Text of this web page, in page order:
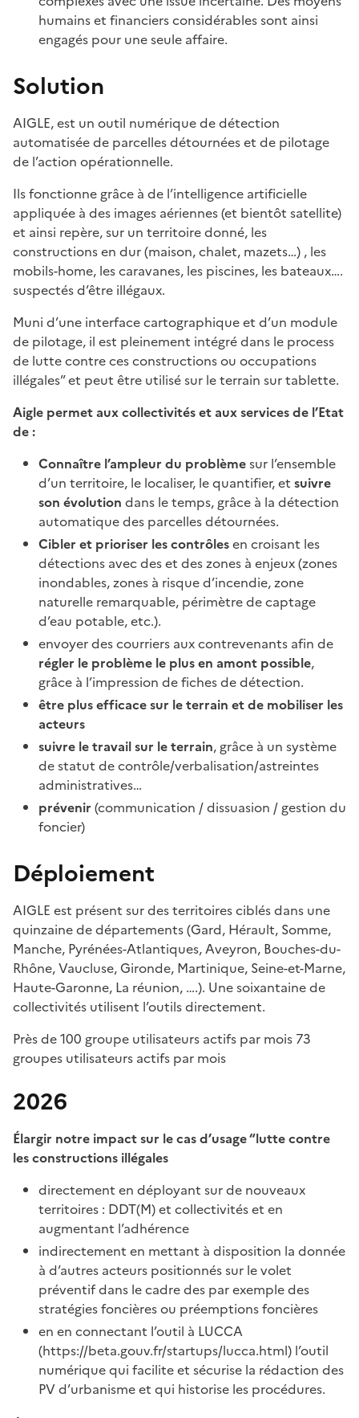
humains et financiers considérables sont ainsi
engagés pour une seule affaire.
Solution
AIGLE, est un outil numérique de détection
automatisée de parcelles détournées et de pilotage
de l’action opérationnelle.
Ils fonctionne grâce à de l’intelligence artificielle
appliquée à des images aériennes (et bientôt satellite)
et ainsi repère, sur un territoire donné, les
constructions en dur (maison, chalet, mazets…) , les
mobils-home, les caravanes, les piscines, les bateaux….
suspectés d’être illégaux.
Muni d’une interface cartographique et d’un module
de pilotage, il est pleinement intégré dans le process
de lutte contre ces constructions ou occupations
illégales” et peut être utilisé sur le terrain sur tablette.
Aigle permet aux collectivités et aux services de l’Etat
de :
Connaître l’ampleur du problèmesur l’ensemble
d’un territoire, le localiser, le quantifier, et suivre
son évolution dans le temps, grâce à la détection
automatique des parcelles détournées.
Cibler et prioriser les contrôlesen croisant les
détections avec des et des zones à enjeux (zones
inondables, zones à risque d’incendie, zone
naturelle remarquable, périmètre de captage
d’eau potable, etc.).
envoyer des courriers aux contrevenants afin de
régler le problème le plus en amont possible,
grâce à l’impression de fiches de détection.
être plus efficace sur le terrain et de mobiliser les
acteurs
suivre le travail sur le terrain, grâce à un système
de statut de contrôle/verbalisation/astreintes
administratives…
prévenir (communication / dissuasion / gestion du
foncier)
Déploiement
AIGLE est présent sur des territoires ciblés dans une
quinzaine de départements (Gard, Hérault, Somme,
Manche, Pyrénées-Atlantiques, Aveyron, Bouches-du-
Rhône, Vaucluse, Gironde, Martinique, Seine-et-Marne,
Haute-Garonne, La réunion, ….). Une soixantaine de
collectivités utilisent l’outils directement.
Près de 100 groupe utilisateurs actifs par mois 73
groupes utilisateurs actifs par mois
2026
Élargir notre impact sur le cas d’usage “lutte contre
les constructions illégales
directement en déployant sur de nouveaux
territoires : DDT(M) et collectivités et en
augmentant l’adhérence
indirectement en mettant à disposition la donnée
à d’autres acteurs positionnés sur le volet
préventif dans le cadre des par exemple des
stratégies foncières ou préemptions foncières
en en connectant l’outil à LUCCA
(https://beta.gouv.fr/startups/lucca.html) l’outil
numérique qui facilite et sécurise la rédaction des
PV d’urbanisme et qui historise les procédures.